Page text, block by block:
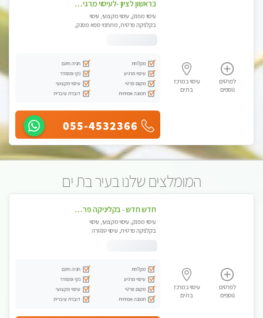
לפרטים
נוספים
עיסוי במרכז
בת ים
בראשון לציון -לעיסוי מרגיע ומפנק VIP-מומלץ לחלוטין! פרטי! ​​​​​​ Highly recommended
עיסוי מפנק, עיסוי מקצועי, עיסוי
בקלניקה פרטית, מתחמי ספא מפנק,
מקלחת
חניה חינם
עיסוי מרגיע
נקי ומסודר
מקום פרטי
עיסוי מקצועי
תמונה אמיתית
דוברת עיברית
055-4532366
המומלצים שלנו בעיר בת ים
לפרטים
נוספים
עיסוי במרכז
בת ים
חדש חדש - בקליניקה פרטית בבת ים עיסוי לחידוש אנרגיות עיסוי מקצועי מומלץ מאוד ללא מין !!
עיסוי מפנק, עיסוי מקצועי, עיסוי
בקלניקה פרטית, עיסוי טנטרה
מקלחת
חניה חינם
עיסוי מרגיע
נקי ומסודר
מקום פרטי
עיסוי מקצועי
תמונה אמיתית
דוברת עיברית